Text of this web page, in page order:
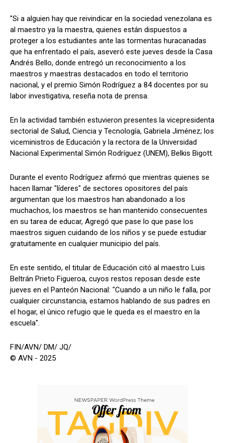
"Si a alguien hay que reivindicar en la sociedad venezolana es
al maestro ya la maestra, quienes están dispuestos a
proteger a los estudiantes ante las tormentas huracanadas
que ha enfrentado el país, aseveró este jueves desde la Casa
Andrés Bello, donde entregó un reconocimiento a los
maestros y maestras destacados en todo el territorio
nacional, y el premio Simón Rodríguez a 84 docentes por su
labor investigativa, reseña nota de prensa.
En la actividad también estuvieron presentes la vicepresidenta
sectorial de Salud, Ciencia y Tecnología, Gabriela Jiménez; los
viceministros de Educación y la rectora de la Universidad
Nacional Experimental Simón Rodríguez (UNEM), Belkis Bigott.
Durante el evento Rodríguez afirmó que mientras quienes se
hacen llamar "líderes" de sectores opositores del país
argumentan que los maestros han abandonado a los
muchachos, los maestros se han mantenido consecuentes
en su tarea de educar, Agregó que pase lo que pase los
maestros siguen cuidando de los niños y se puede estudiar
gratuitamente en cualquier municipio del país.
En este sentido, el titular de Educación citó al maestro Luis
Beltrán Prieto Figueroa, cuyos restos reposan desde este
jueves en el Panteón Nacional: "Cuando a un niño le falla, por
cualquier circunstancia, estamos hablando de sus padres en
el hogar, el único refugio que le queda es el maestro en la
escuela".
FIN/AVN/ DM/ JQ/
© AVN - 2025